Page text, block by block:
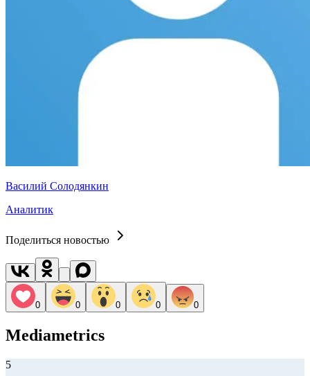
Василий Солодянкин
Аналитик
Поделиться новостью
0 0 0 0 0
Mediametrics
5